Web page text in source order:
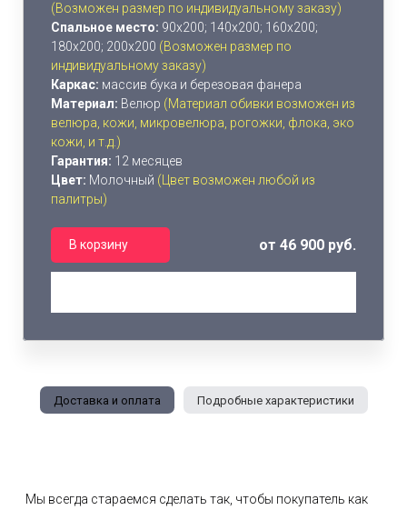
(Возможен размер по индивидуальному заказу)
Спальное место: 90х200; 140х200; 160х200;
180х200; 200х200 (Возможен размер по
индивидуальному заказу)
Каркас: массив бука и березовая фанера
Материал: Велюр (Материал обивки возможен из
велюра, кожи, микровелюра, рогожки, флока, эко
кожи, и т.д.)
Гарантия: 12 месяцев
Цвет: Молочный (Цвет возможен любой из
палитры)
В корзину от 46 900 руб.
Доставка и оплата Подробные характеристики
Мы всегда стараемся сделать так, чтобы покупатель как